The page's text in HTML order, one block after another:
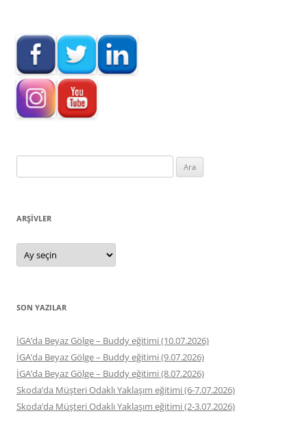
ARŞIVLER
Arşivler
SON YAZILAR
İGA’da Beyaz Gölge – Buddy eğitimi (10.07.2026)
İGA’da Beyaz Gölge – Buddy eğitimi (9.07.2026)
İGA’da Beyaz Gölge – Buddy eğitimi (8.07.2026)
Skoda’da Müşteri Odaklı Yaklaşım eğitimi (6-7.07.2026)
Skoda’da Müşteri Odaklı Yaklaşım eğitimi (2-3.07.2026)